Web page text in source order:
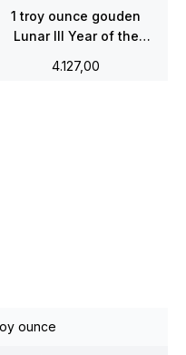
1 troy ounce gouden
Lunar III Year of the
4.127,00
ounce